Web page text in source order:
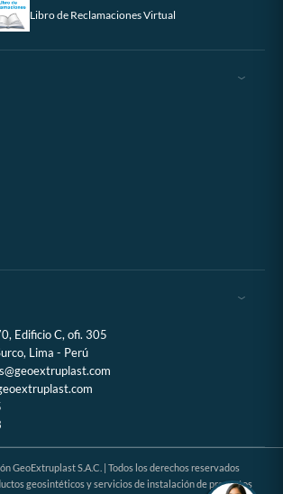
Libro de Reclamaciones Virtual
Edificio C, ofi. 305
Lima - Perú
GeoExtruplast S.A.C. | Todos los derechos reservados
geosintéticos y servicios de instalación de proyectos